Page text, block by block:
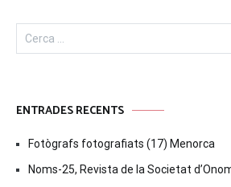
ENTRADES RECENTS
Fotògrafs fotografiats (17) Menorca
Noms-25, Revista de la Societat